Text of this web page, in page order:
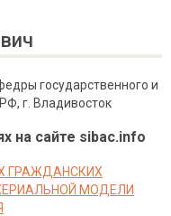
государственного и
г. Владивосток
на сайте sibac.info
ГРАЖДАНСКИХ
МОДЕЛИ